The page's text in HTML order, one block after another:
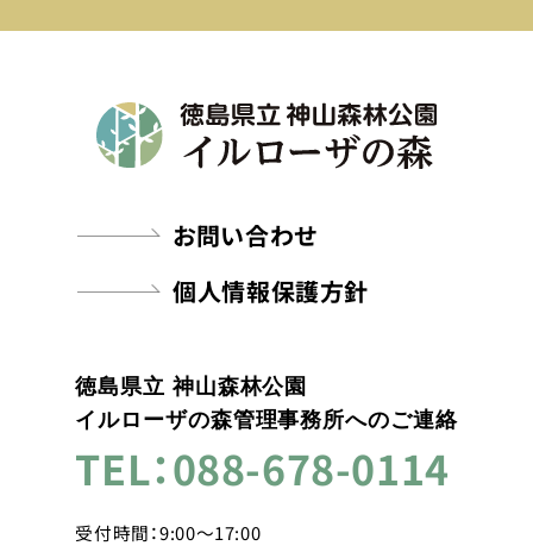
お問い合わせ
個人情報保護方針
徳島県立 神山森林公園
イルローザの森管理事務所へのご連絡
TEL：088-678-0114
受付時間：9:00～17:00